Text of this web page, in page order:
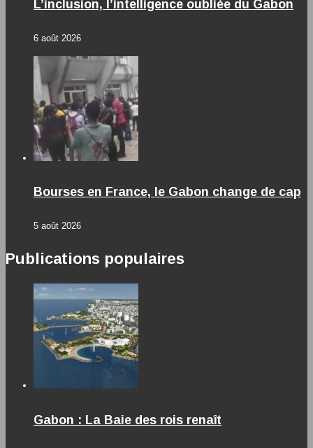
L’inclusion, l’intelligence oubliée du Gabon
6 août 2026
Bourses en France, le Gabon change de cap
5 août 2026
Publications populaires
Gabon : La Baie des rois renaît